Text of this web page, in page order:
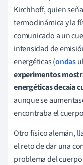
Kirchhoff, quien
termodinámica y la
comunicado a un
intensidad de
energéticas (ondas
experimentos
energéticas decaía
aunque se
encontraba el
Otro físico alemán,
el reto de dar una
problema del